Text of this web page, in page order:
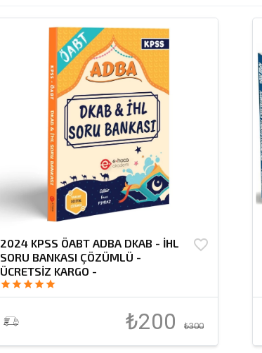
2024 KPSS ÖABT ADBA DKAB - İHL
SORU BANKASI ÇÖZÜMLÜ -
ÜCRETSİZ KARGO -
favorite_border
starstarstarstarstar
₺200 ₺300